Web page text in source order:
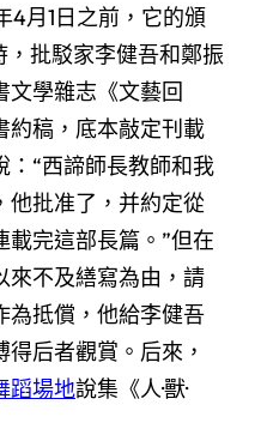
4月1日之前，它的頒
，批駁家李健吾和鄭振
文學雜志《文藝回
約稿，底本敲定刊載
：“西諦師長教師和我
他批准了，并約定從
完這部長篇。”但在
來不及繕寫為由，請
為抵償，他給李健吾
后者觀賞。后來，
蹈場地說集《人·獸·